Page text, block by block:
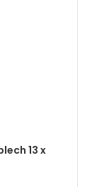
13 x